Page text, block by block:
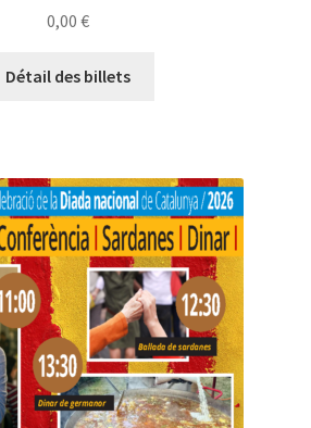
0,00 €
Détail des billets